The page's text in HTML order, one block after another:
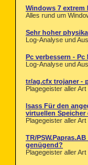
Windows 7 extrem
Alles rund um
Sehr hoher
Log-Analyse und
Pc verbessern -
Log-Analyse und
tr/ag.cfx trojaner -
Plagegeister aller
lsass Für den
virtuellen Speicher
Plagegeister aller
TR/
genügend?
Plagegeister aller